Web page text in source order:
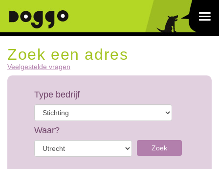
Zoek een adres
Veelgestelde vragen
Type bedrijf
Waar?
Zoek